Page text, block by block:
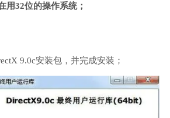
用32位的操作系统；
9.0c安装包，并完成安装；